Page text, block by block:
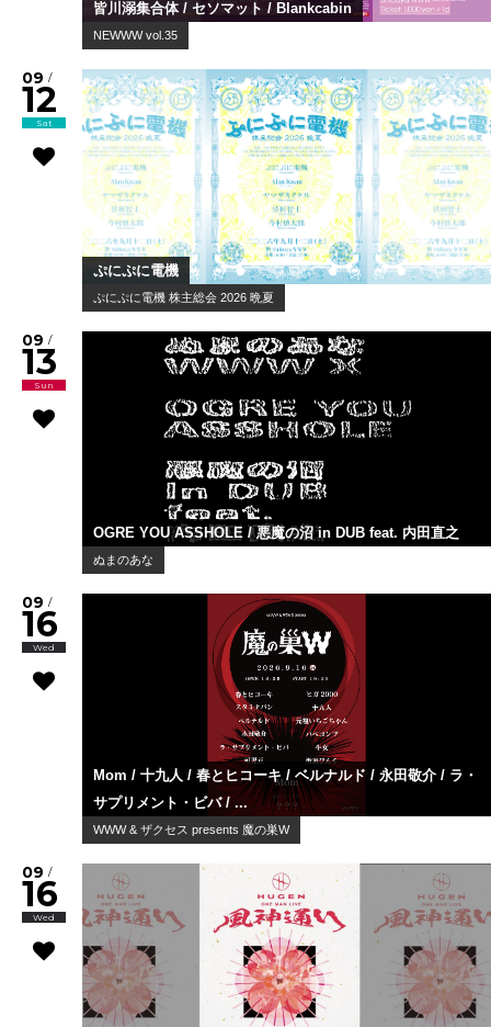
皆川溺集合体 / セソマット / Blankcabin
NEWWW vol.35
09 /
12
Sat
ぷにぷに電機
ぷにぷに電機 株主総会 2026 晩夏
09 /
13
Sun
OGRE YOU ASSHOLE / 悪魔の沼 in DUB feat. 内田直之
ぬまのあな
09 /
16
Wed
Mom / 十九人 / 春とヒコーキ / ベルナルド / 永田敬介 / ラ・
サプリメント・ビバ / ...
WWW & ザクセス presents 魔の巣W
09 /
16
Wed